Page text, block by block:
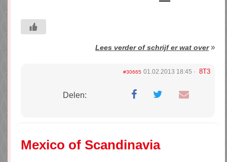
Lees verder of schrijf er wat over»
#30665 01.02.2013 18:45 8T3
Delen:
Mexico of Scandinavia